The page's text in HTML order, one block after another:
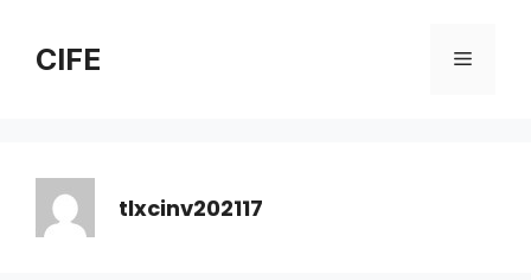
CIFE Menú
tlxcinv202117